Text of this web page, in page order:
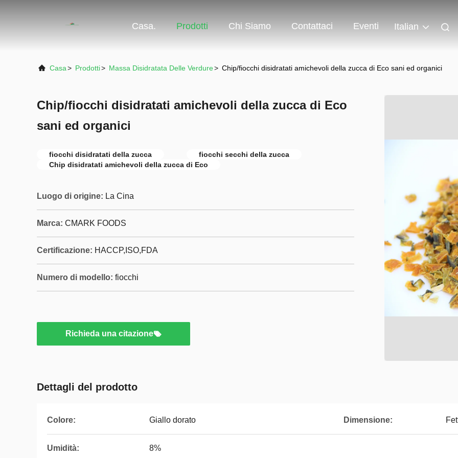
Casa. Prodotti Chi Siamo Contattaci Eventi Italian
Casa> Prodotti> Massa Disidratata Delle Verdure> Chip/fiocchi disidratati amichevoli della zucca di Eco sani ed organici
Chip/fiocchi disidratati amichevoli della zucca di Eco
sani ed organici
fiocchi disidratati della zucca
fiocchi secchi della zucca
Chip disidratati amichevoli della zucca di Eco
Luogo di origine: La Cina
Marca: CMARK FOODS
Certificazione: HACCP,ISO,FDA
Numero di modello: fiocchi
Richieda una citazione
Dettagli del prodotto
Colore: Giallo dorato Dimensione:
Umidità: 8%